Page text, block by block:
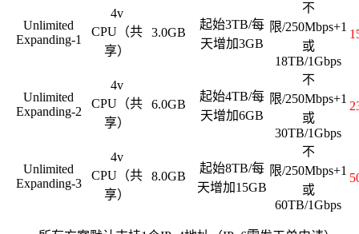
Unlimited
Expanding-1
4v
CPU（共
享）
3.0GB
起始3TB/每
天增加3GB
不
限/250Mbps+1
或
18TB/1Gbps
Unlimited
Expanding-2
4v
CPU（共
享）
6.0GB
起始4TB/每
天增加6GB
不
限/250Mbps+1
或
30TB/1Gbps
Unlimited
Expanding-3
4v
CPU（共
享）
8.0GB
起始8TB/每
天增加15GB
不
限/250Mbps+1
或
60TB/1Gbps